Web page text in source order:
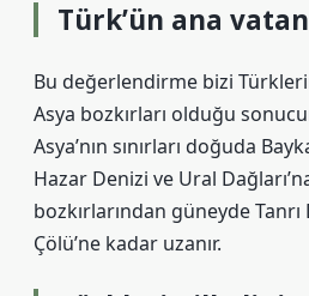
Türk’ün ana
Bu değerlendirme bizi
Asya bozkırları olduğu
Asya’nın sınırları doğuda
Hazar Denizi ve Ural
bozkırlarından güneyde Tanrı
Çölü’ne kadar uzanır.